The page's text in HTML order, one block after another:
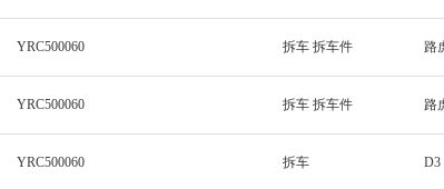
YRC500060 拆车 拆车件 路
YRC500060 拆车 拆车件 路
YRC500060 拆车 D3